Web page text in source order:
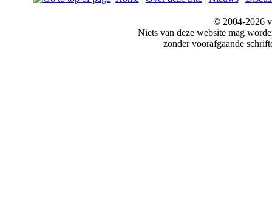
© 2004-2026
Niets van deze website mag
zonder voorafgaande